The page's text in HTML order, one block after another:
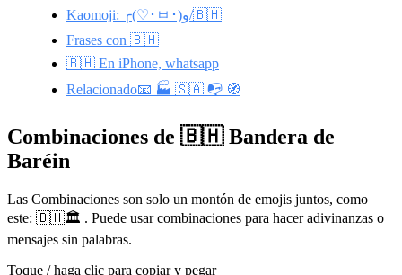
Kaomoji: ╭(♡･ㅂ･)و/🇧🇭
Frases con 🇧🇭
🇧🇭 En iPhone, whatsapp
Relacionado📧 🏭 🇸🇦 📭 🧭
Combinaciones de 🇧🇭 Bandera de
Baréin
Las Combinaciones son solo un montón de emojis juntos, como
este: 🇧🇭🏛️ . Puede usar combinaciones para hacer adivinanzas o
mensajes sin palabras.
Toque / haga clic para copiar y pegar